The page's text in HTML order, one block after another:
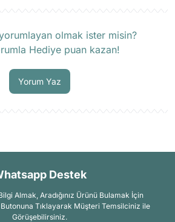
olmak ister misin?
Hediye puan kazan!
Yorum Yaz
Destek
Almak, Aradığınız Ürünü Bulamak İçin
Tıklayarak Müşteri Temsilciniz ile
Görüşebilirsiniz.